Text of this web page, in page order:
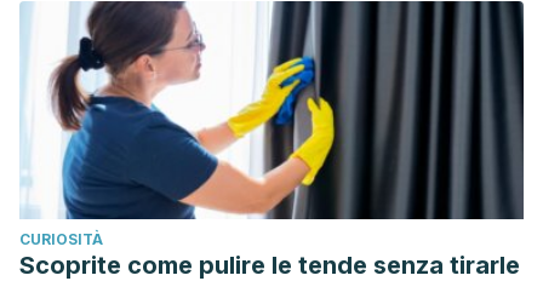
y coberturas de vacunación frente a sarampión y rubeola
en España: retos para alcanzar su eliminación.
Española de Salud Pública
,89(4), 357-364.
http://scielo.isciii.es/pdf/resp/v89n4/04_colaboracion3.pdf
CURIOSITÀ
Scoprite come pulire le tende senza tirarle